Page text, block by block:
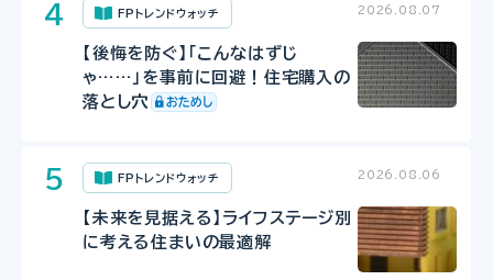
FPトレンドウォッチ 2026.08.07
【後悔を防ぐ】「こんなはずじ
ゃ……」を事前に回避！住宅購入の
落とし穴
FPトレンドウォッチ 2026.08.06
【未来を見据える】ライフステージ別
に考える住まいの最適解